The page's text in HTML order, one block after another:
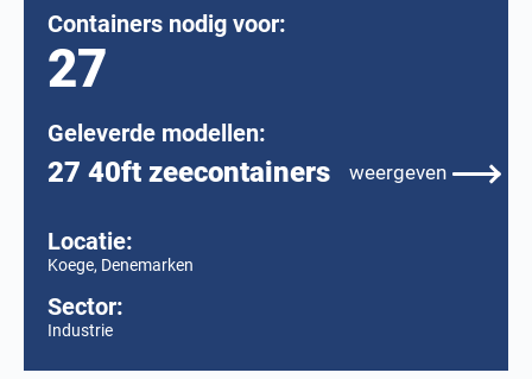
Containers nodig voor:
27
Geleverde modellen:
27 40ft zeecontainers weergeven
Locatie:
Koege, Denemarken
Sector:
Industrie